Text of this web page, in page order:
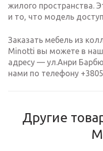
жилого пространства.
и то, что модель
Заказать мебель из
Minotti вы можете в
адресу — ул.Анри
нами по телефону
Другие